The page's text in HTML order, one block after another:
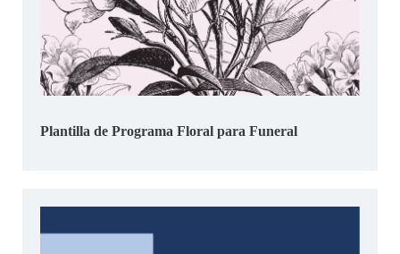
Plantilla de Programa Floral para Funeral